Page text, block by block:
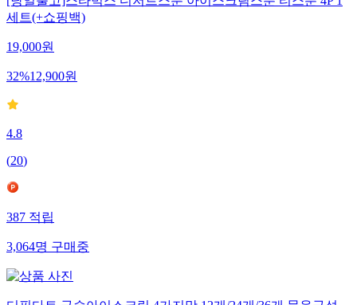
[당일출고]스타벅스 디저트스푼 아이스크림스푼 티스푼 4P 1
세트(+쇼핑백)
19,000원
32%12,900원
4.8
(20)
387적립
3,064명구매중